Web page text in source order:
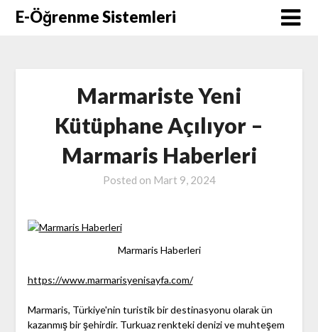
SkipE-Öğrenme Sistemleri
Marmariste Yeni
Kütüphane Açılıyor –
Marmaris Haberleri
Posted on Mart 9, 2024
Marmaris Haberleri
https://www.marmarisyenisayfa.com/
Marmaris, Türkiye'nin turistik bir destinasyonu olarak ün
kazanmış bir şehirdir. Turkuaz renkteki denizi ve muhteşem